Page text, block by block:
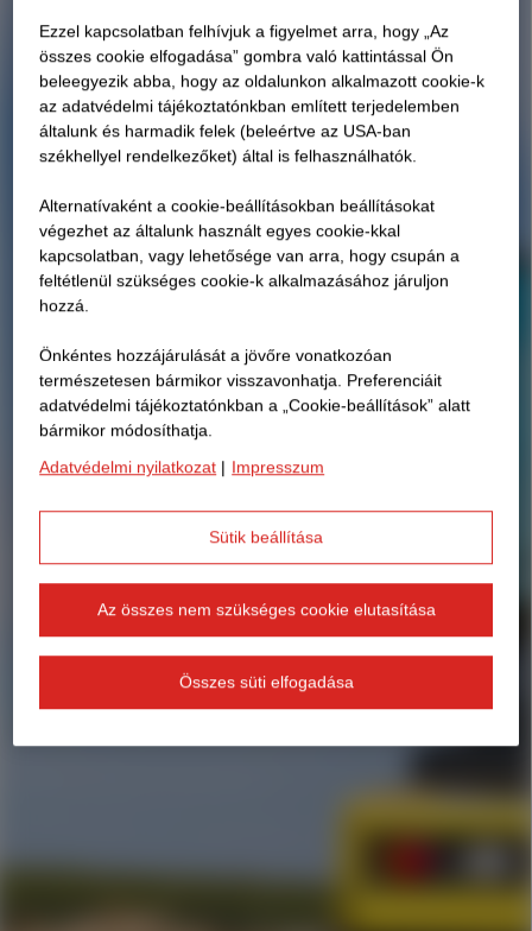
Ezzel kapcsolatban felhívjuk a figyelmet arra, hogy „Az
összes cookie elfogadása” gombra való kattintással Ön
beleegyezik abba, hogy az oldalunkon alkalmazott cookie-k
az adatvédelmi tájékoztatónkban említett terjedelemben
általunk és harmadik felek (beleértve az USA-ban
székhellyel rendelkezőket) által is felhasználhatók.
Alternatívaként a cookie-beállításokban beállításokat
végezhet az általunk használt egyes cookie-kkal
kapcsolatban, vagy lehetősége van arra, hogy csupán a
feltétlenül szükséges cookie-k alkalmazásához járuljon
hozzá.
Önkéntes hozzájárulását a jövőre vonatkozóan
természetesen bármikor visszavonhatja. Preferenciáit
adatvédelmi tájékoztatónkban a „Cookie-beállítások” alatt
bármikor módosíthatja.
Adatvédelmi nyilatkozat | Impresszum
Sütik beállítása
Az összes nem szükséges cookie elutasítása
Összes süti elfogadása